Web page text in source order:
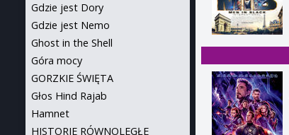
Gdzie jest Dory
Gdzie jest Nemo
Ghost in the Shell
Góra mocy
GORZKIE ŚWIĘTA
Głos Hind Rajab
Hamnet
HISTORIE RÓWNOLEGŁE